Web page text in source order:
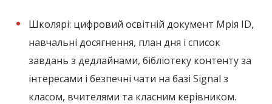
Школярі: цифровий освітній документ Мрія ID,
навчальні досягнення, план дня і список
завдань з дедлайнами, бібліотеку контенту за
інтересами і безпечні чати на базі Signal з
класом, вчителями та класним керівником.